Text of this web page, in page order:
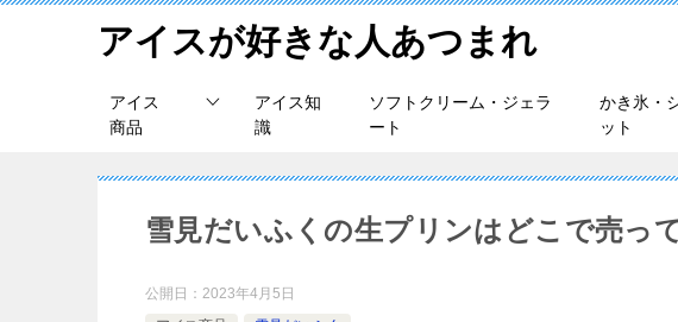
アイスが好きな人あつまれ
アイス
商品
アイス知
識
ソフトクリーム・ジェラ
ート
かき氷・
ット
雪見だいふくの生プリンはどこで売っ
公開日： 2023年4月5日